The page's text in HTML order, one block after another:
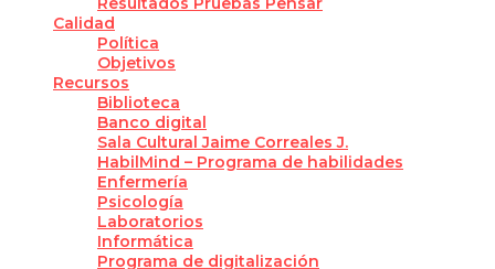
Calidad
Política
Objetivos
Recursos
Biblioteca
Banco digital
Sala Cultural Jaime Correales J.
HabilMind – Programa de habilidades
Enfermería
Psicología
Laboratorios
Informática
Programa de digitalización